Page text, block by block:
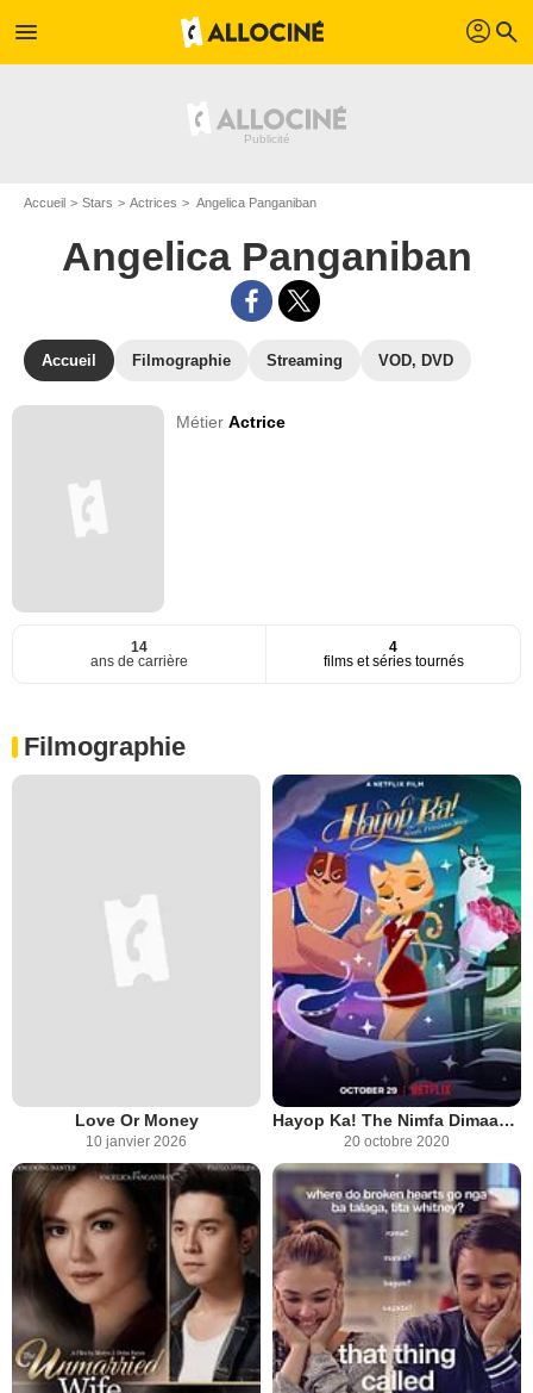
menu profil search
Accueil Stars Actrices Angelica Panganiban
Angelica Panganiban
Accueil Filmographie Streaming VOD, DVD
MétierActrice
14
ans de carrière
4
films et séries tournés
Filmographie
Love Or Money
10 janvier 2026
Hayop Ka! The Nimfa Dimaano Story
20 octobre 2020